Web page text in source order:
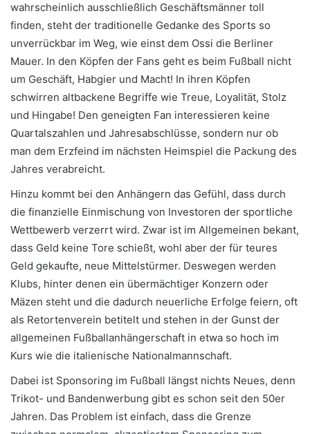
wahrscheinlich ausschließlich Geschäftsmänner toll
finden, steht der traditionelle Gedanke des Sports so
unverrückbar im Weg, wie einst dem Ossi die Berliner
Mauer. In den Köpfen der Fans geht es beim Fußball nicht
um Geschäft, Habgier und Macht! In ihren Köpfen
schwirren altbackene Begriffe wie Treue, Loyalität, Stolz
und Hingabe! Den geneigten Fan interessieren keine
Quartalszahlen und Jahresabschlüsse, sondern nur ob
man dem Erzfeind im nächsten Heimspiel die Packung des
Jahres verabreicht.
Hinzu kommt bei den Anhängern das Gefühl, dass durch
die finanzielle Einmischung von Investoren der sportliche
Wettbewerb verzerrt wird. Zwar ist im Allgemeinen bekant,
dass Geld keine Tore schießt, wohl aber der für teures
Geld gekaufte, neue Mittelstürmer. Deswegen werden
Klubs, hinter denen ein übermächtiger Konzern oder
Mäzen steht und die dadurch neuerliche Erfolge feiern, oft
als Retortenverein betitelt und stehen in der Gunst der
allgemeinen Fußballanhängerschaft in etwa so hoch im
Kurs wie die italienische Nationalmannschaft.
Dabei ist Sponsoring im Fußball längst nichts Neues, denn
Trikot- und Bandenwerbung gibt es schon seit den 50er
Jahren. Das Problem ist einfach, dass die Grenze